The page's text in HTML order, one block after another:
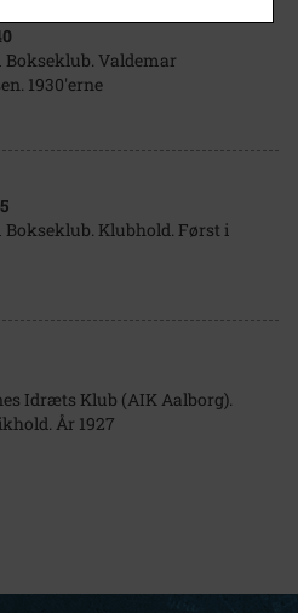
Valdemar
1930'erne
Klubhold. Først i
Idræts Klub (AIK Aalborg).
År 1927